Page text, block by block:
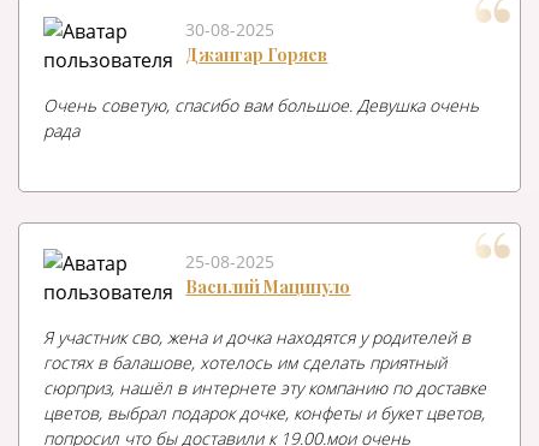
30-08-2025
Джангар Горяев
Очень советую, спасибо вам большое. Девушка очень
рада
25-08-2025
Василий Маципуло
Я участник сво, жена и дочка находятся у родителей в
гостях в балашове, хотелось им сделать приятный
сюрприз, нашёл в интернете эту компанию по доставке
цветов, выбрал подарок дочке, конфеты и букет цветов,
попросил что бы доставили к 19.00.мои очень